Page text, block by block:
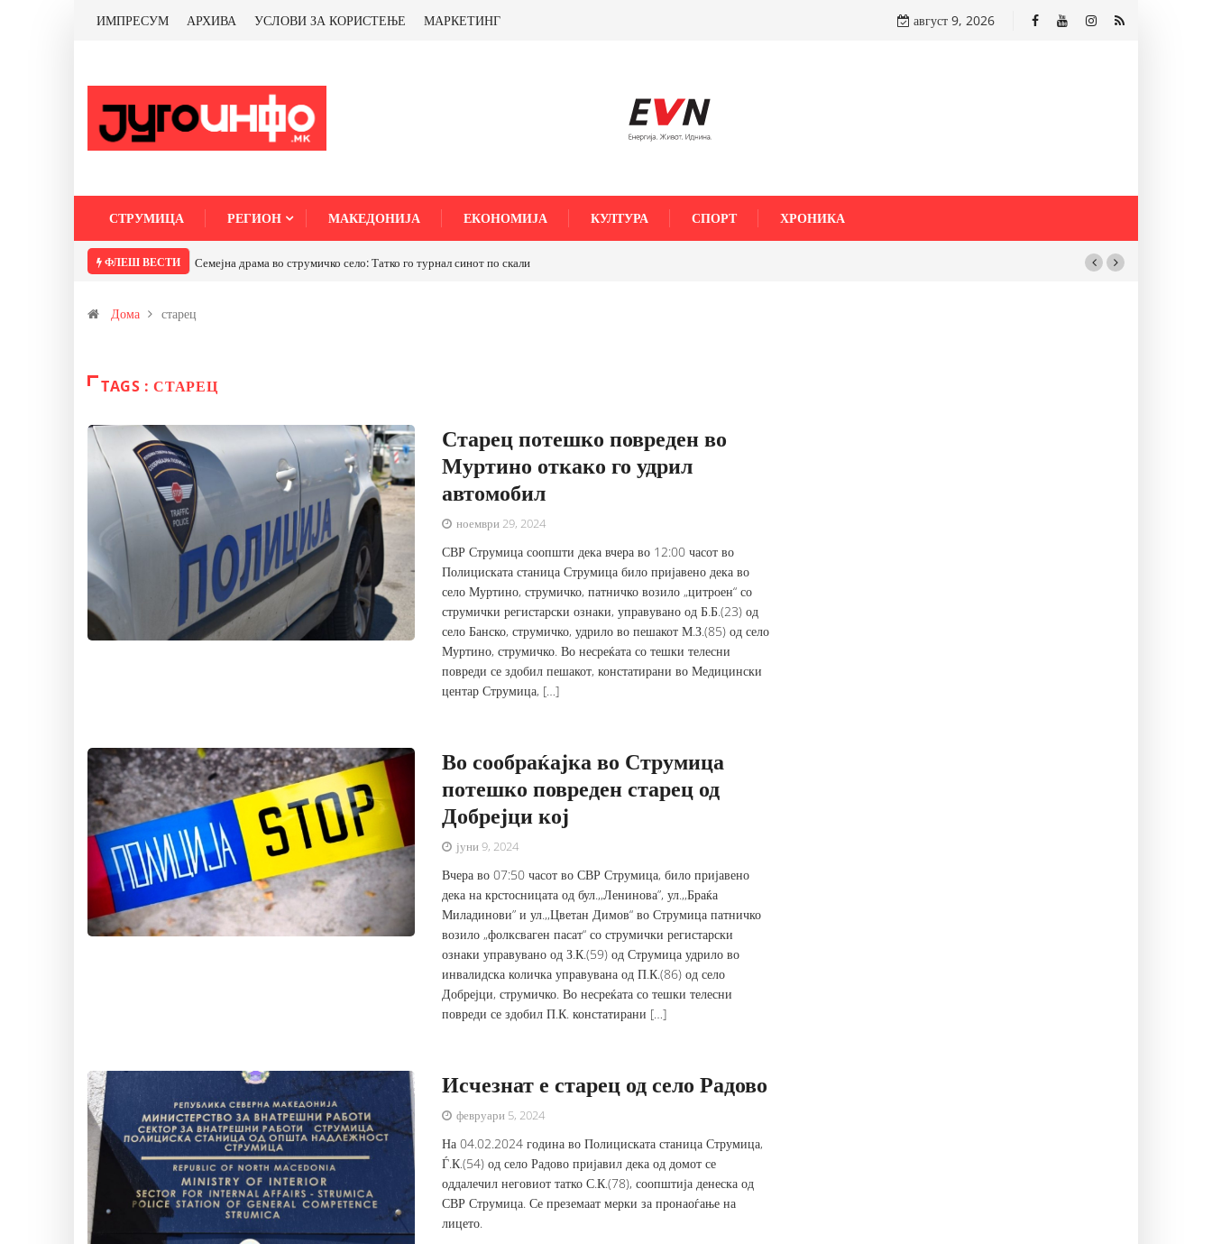
ИМПРЕСУМ АРХИВА УСЛОВИ ЗА КОРИСТЕЊЕ МАРКЕТИНГ август 9, 2026
СТРУМИЦА РЕГИОН МАКЕДОНИЈА ЕКОНОМИЈА КУЛТУРА СПОРТ ХРОНИКА
ФЛЕШ ВЕСТИ Семејна драма во струмичко село: Татко го турнал синот по скали
Дома старец
TAGS : СТАРЕЦ
Старец потешко повреден во
Муртино откако го удрил
автомобил
ноември 29, 2024
СВР Струмица соопшти дека вчера во 12:00 часот во
Полициската станица Струмица било пријавено дека во
село Муртино, струмичко, патничко возило „цитроен“ со
струмички регистарски ознаки, управувано од Б.Б.(23) од
село Банско, струмичко, удрило во пешакот М.З.(85) од село
Муртино, струмичко. Во несреќата со тешки телесни
повреди се здобил пешакот, констатирани во Медицински
центар Струмица, […]
Во сообраќајка во Струмица
потешко повреден старец од
Добрејци кој
јуни 9, 2024
Вчера во 07:50 часот во СВР Струмица, било пријавено
дека на крстосницата од бул.,,Ленинова”, ул.,,Браќа
Миладинови” и ул.,,Цветан Димов“ во Струмица патничко
возило „фолксваген пасат“ со струмички регистарски
ознаки управувано од З.К.(59) од Струмица удрило во
инвалидска количка управувана од П.К.(86) од село
Добрејци, струмичко. Во несреќата со тешки телесни
повреди се здобил П.К. констатирани […]
Исчезнат е старец од село Радово
февруари 5, 2024
На 04.02.2024 година во Полициската станица Струмица,
Ѓ.К.(54) од село Радово пријавил дека од домот се
оддалечил неговиот татко С.К.(78), соопштија денеска од
СВР Струмица. Се преземаат мерки за пронаоѓање на
лицето.